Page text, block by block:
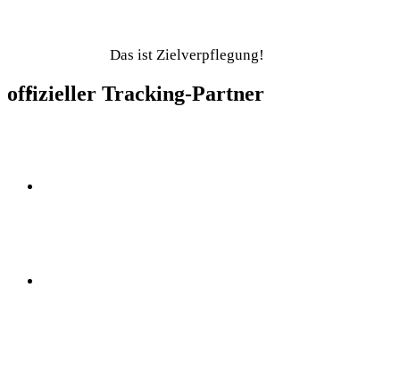
Das ist Zielverpflegung!
offizieller Tracking-Partner